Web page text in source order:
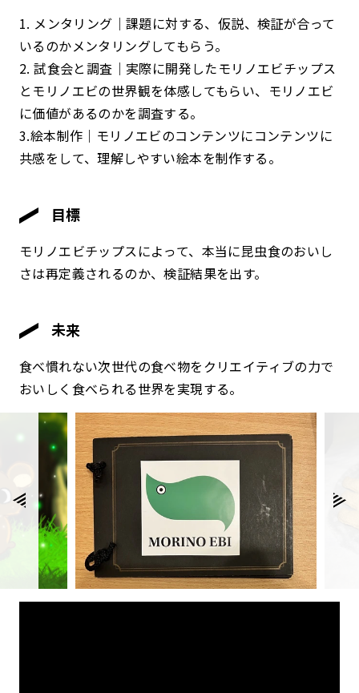
1. メンタリング｜課題に対する、仮説、検証が合って
いるのかメンタリングしてもらう。
2. 試食会と調査｜実際に開発したモリノエビチップス
とモリノエビの世界観を体感してもらい、モリノエビ
に価値があるのかを調査する。
3.絵本制作｜モリノエビのコンテンツにコンテンツに
共感をして、理解しやすい絵本を制作する。
目標
モリノエビチップスによって、本当に昆虫食のおいし
さは再定義されるのか、検証結果を出す。
未来
食べ慣れない次世代の食べ物をクリエイティブの力で
おいしく食べられる世界を実現する。